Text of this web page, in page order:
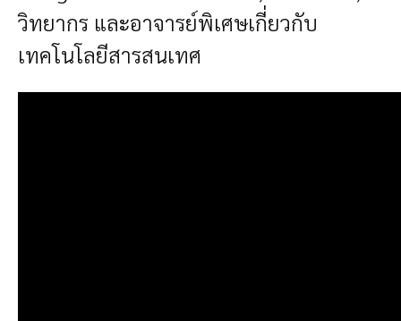
วิทยากร และอาจารย์พิเศษเกี่ยวกับ
เทคโนโลยีสารสนเทศ